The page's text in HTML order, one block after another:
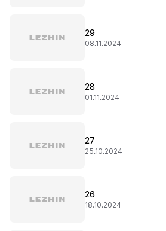
29
08.11.2024
28
01.11.2024
27
25.10.2024
26
18.10.2024